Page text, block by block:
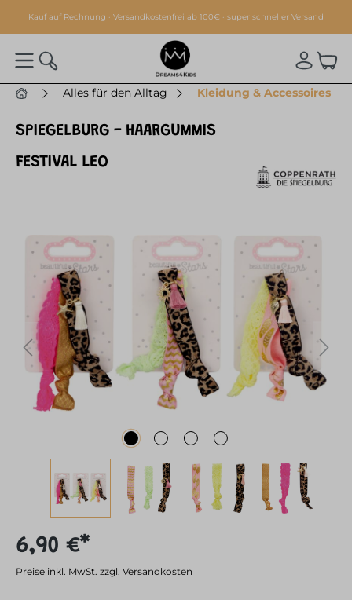
springen
Kauf auf Rechnung · Versandkostenfrei ab 100€ · super schneller Versand
Alles für den Alltag Kleidung & Accessoires
SPIEGELBURG - HAARGUMMIS
FESTIVAL LEO
Bildergalerie überspringen
6,90 €*
Preise inkl. MwSt. zzgl. Versandkosten